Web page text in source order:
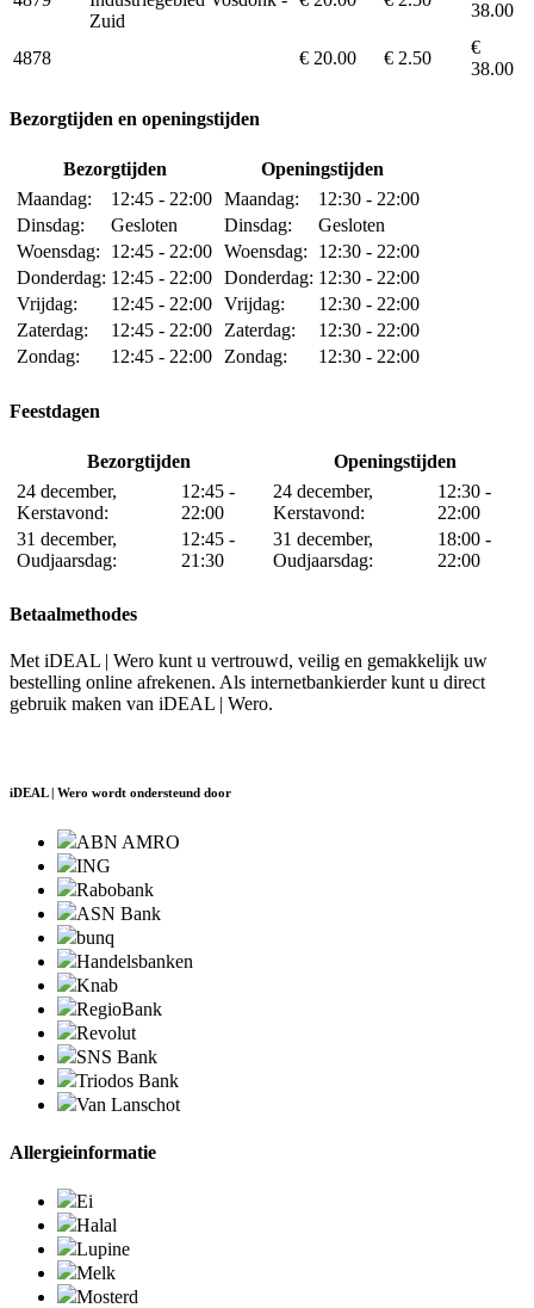
Zuid
38.00
4878 € 20.00 € 2.50
€
38.00
Bezorgtijden en openingstijden
Bezorgtijden
Openingstijden
Maandag:
12:45 - 22:00
Dinsdag:
Gesloten
Woensdag:
12:45 - 22:00
Donderdag: 12:45 - 22:00
Vrijdag:
12:45 - 22:00
Zaterdag:
12:45 - 22:00
Zondag:
12:45 - 22:00
Maandag:
12:30 - 22:00
Dinsdag:
Gesloten
Woensdag:
12:30 - 22:00
Donderdag: 12:30 - 22:00
Vrijdag:
12:30 - 22:00
Zaterdag:
12:30 - 22:00
Zondag:
12:30 - 22:00
Feestdagen
Bezorgtijden
Openingstijden
24 december,
Kerstavond:
12:45 -
22:00
31 december,
Oudjaarsdag:
12:45 -
21:30
24 december,
Kerstavond:
12:30 -
22:00
31 december,
Oudjaarsdag:
18:00 -
22:00
Betaalmethodes
Met iDEAL | Wero kunt u vertrouwd, veilig en gemakkelijk uw
bestelling online afrekenen. Als internetbankierder kunt u direct
gebruik maken van iDEAL | Wero.
iDEAL | Wero wordt ondersteund door
ABN AMRO
ING
Rabobank
ASN Bank
bunq
Handelsbanken
Knab
RegioBank
Revolut
SNS Bank
Triodos Bank
Van Lanschot
Allergieinformatie
Ei
Halal
Lupine
Melk
Mosterd